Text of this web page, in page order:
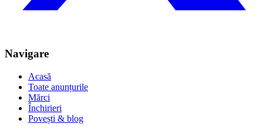
Navigare
Acasă
Toate anunțurile
Mărci
Închirieri
Povești & blog